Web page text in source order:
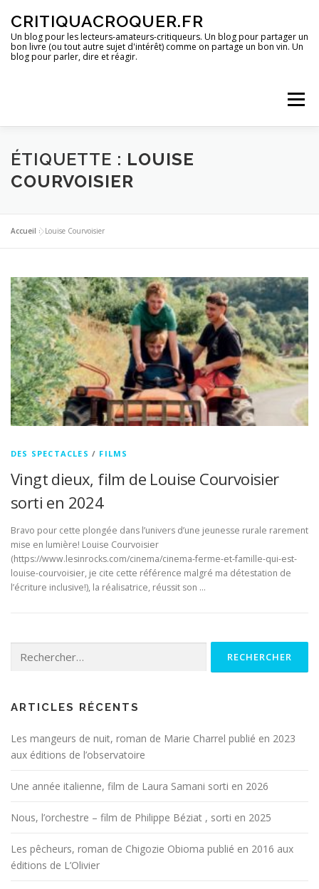
contenu
CRITIQUACROQUER.FR
Un blog pour les lecteurs-amateurs-critiqueurs. Un blog pour partager un
bon livre (ou tout autre sujet d'intérêt) comme on partage un bon vin. Un
blog pour parler, dire et réagir.
Menu
ACCUEIL UN BLOG ? DES LIVRES
ÉTIQUETTE : LOUISE
COURVOISIER
Accueil »Louise Courvoisier
DES SPECTACLES / FILMS
Vingt dieux, film de Louise Courvoisier
sorti en 2024
Bravo pour cette plongée dans l’univers d’une jeunesse rurale rarement
mise en lumière! Louise Courvoisier
(https://www.lesinrocks.com/cinema/cinema-ferme-et-famille-qui-est-
louise-courvoisier, je cite cette référence malgré ma détestation de
l’écriture inclusive!), la réalisatrice, réussit son …
ARTICLES RÉCENTS
Les mangeurs de nuit, roman de Marie Charrel publié en 2023
aux éditions de l’observatoire
Une année italienne, film de Laura Samani sorti en 2026
Nous, l’orchestre – film de Philippe Béziat , sorti en 2025
Les pêcheurs, roman de Chigozie Obioma publié en 2016 aux
éditions de L’Olivier